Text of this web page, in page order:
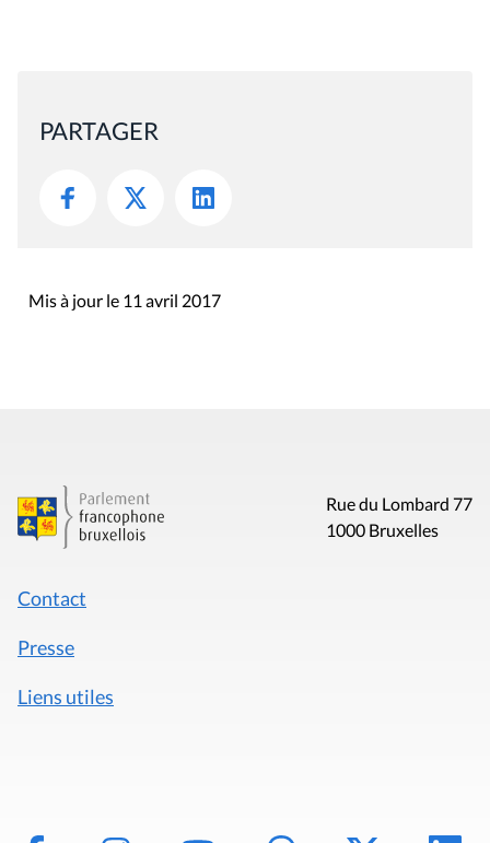
PARTAGER
Mis à jour le 11 avril 2017
Rue du Lombard 77
1000 Bruxelles
Contact
Presse
Liens utiles